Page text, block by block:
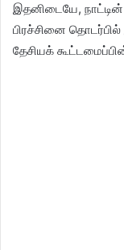
இதனிடையே,
பிரச்சினை
தேசியக்